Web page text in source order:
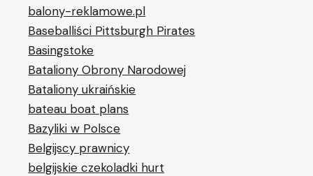
balony-reklamowe.pl
Baseballiści Pittsburgh Pirates
Basingstoke
Bataliony Obrony Narodowej
Bataliony ukraińskie
bateau boat plans
Bazyliki w Polsce
Belgijscy prawnicy
belgijskie czekoladki hurt